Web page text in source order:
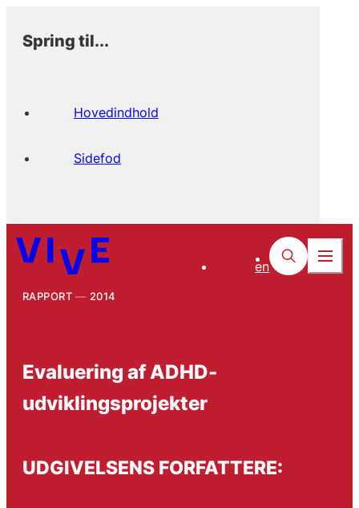
Spring til...
Hovedindhold
Sidefod
en
RAPPORT 2014
Evaluering af ADHD-
udviklingsprojekter
UDGIVELSENS FORFATTERE: